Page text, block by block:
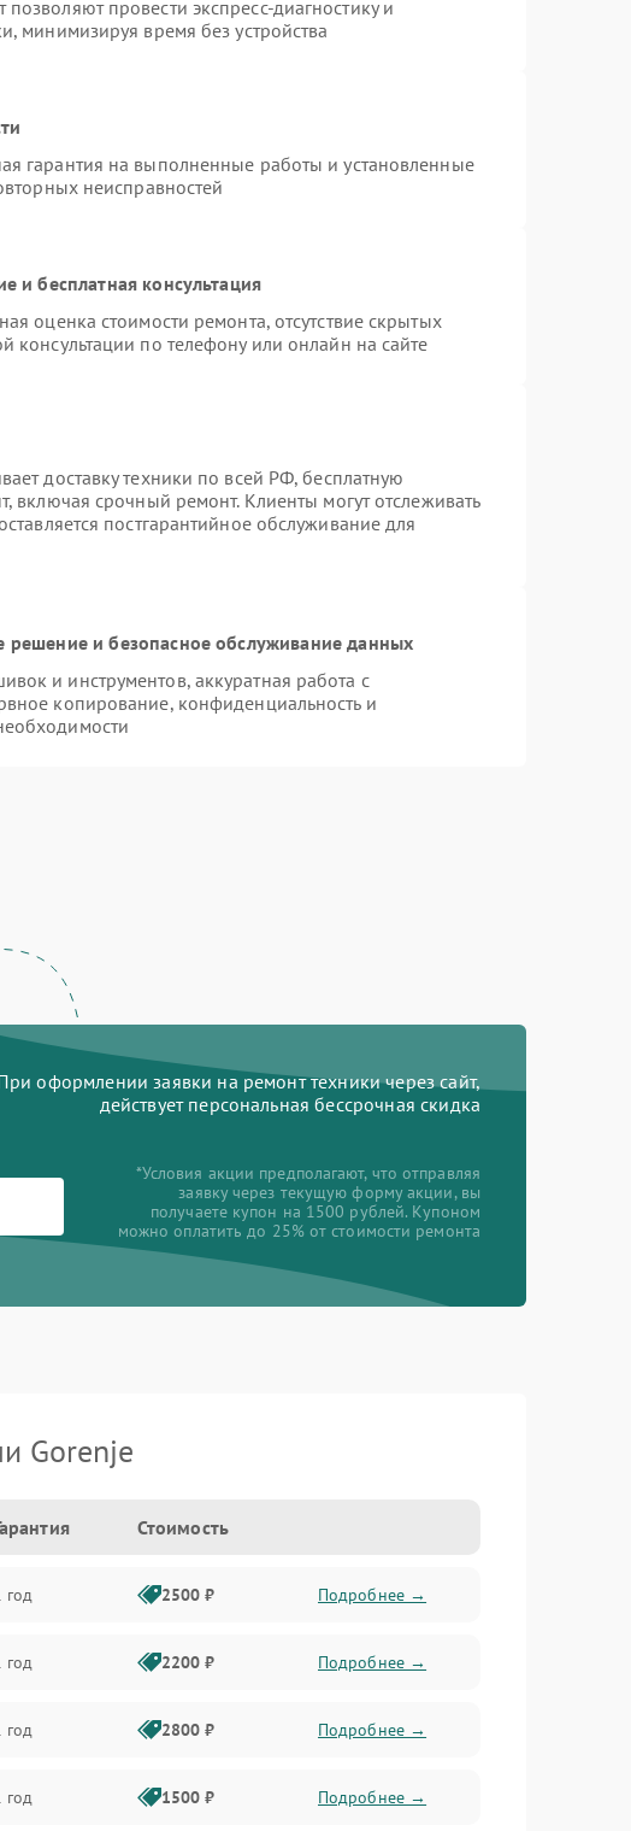
провести экспресс-диагностику и
минимизируя время без устройства
гарантия на выполненные работы и установленные
неисправностей
и бесплатная консультация
оценка стоимости ремонта, отсутствие скрытых
консультации по телефону или онлайн на сайте
доставку техники по всей РФ, бесплатную
включая срочный ремонт. Клиенты могут отслеживать
постгарантийное обслуживание для
и безопасное обслуживание данных
и инструментов, аккуратная работа с
копирование, конфиденциальность и
оформлении заявки на ремонт техники через сайт,
действует персональная бессрочная скидка
*Условия акции предполагают, что отправляя
заявку через текущую форму акции, вы
получаете купон на 1500 рублей. Купоном
можно оплатить до 25% от стоимости ремонта
Gorenje
Стоимость
год 2500 ₽ Подробнее →
год 2200 ₽ Подробнее →
год 2800 ₽ Подробнее →
год 1500 ₽ Подробнее →